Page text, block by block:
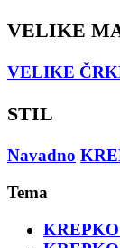
VELIKE
VELIKE
STIL
Navadno
Tema
KREPKO